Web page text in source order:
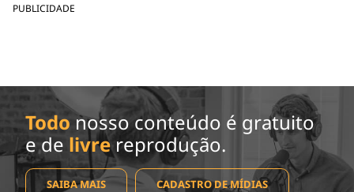
PUBLICIDADE
Todo nosso conteúdo é gratuito
e de livrereprodução.
SAIBA MAIS CADASTRO DE MÍDIAS